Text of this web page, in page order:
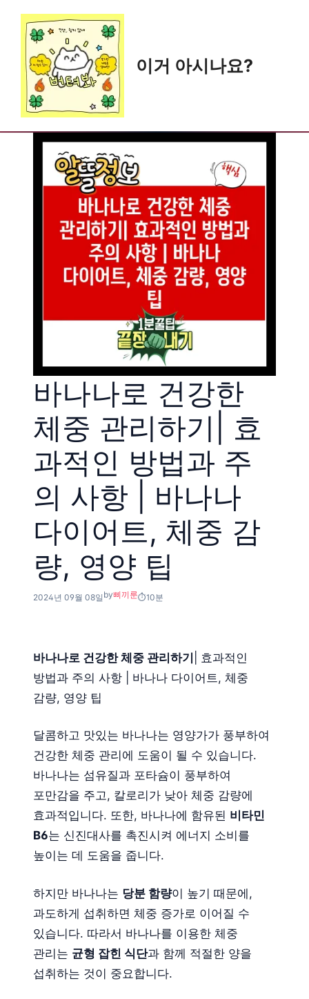
content
이거 아시나요?
바나나로 건강한
체중 관리하기| 효
과적인 방법과 주
의 사항 | 바나나
다이어트, 체중 감
량, 영양 팁
2024년 09월 08일 by삐끼룬 10분
바나나로 건강한 체중 관리하기
| 효과적인
방법과 주의 사항 | 바나나 다이어트, 체중
감량, 영양 팁
달콤하고 맛있는 바나나는 영양가가 풍부하여
건강한 체중 관리에 도움이 될 수 있습니다.
바나나는 섬유질과 포타슘이 풍부하여
포만감을 주고, 칼로리가 낮아 체중 감량에
효과적입니다. 또한, 바나나에 함유된 비타민
B6는 신진대사를 촉진시켜 에너지 소비를
높이는 데 도움을 줍니다.
하지만 바나나는 당분 함량이 높기 때문에,
과도하게 섭취하면 체중 증가로 이어질 수
있습니다. 따라서 바나나를 이용한 체중
관리는 균형 잡힌 식단과 함께 적절한 양을
섭취하는 것이 중요합니다.